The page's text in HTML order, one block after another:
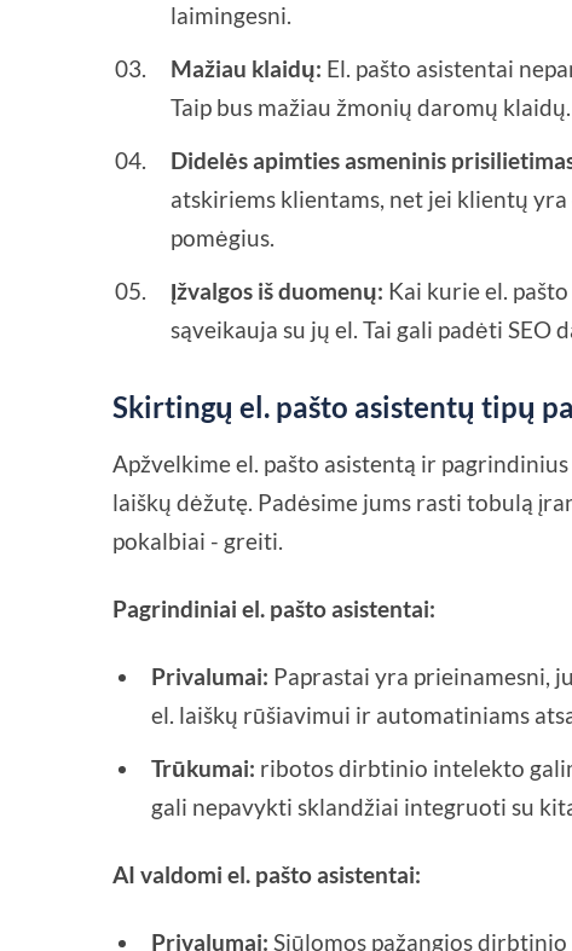
laimingesni.
Mažiau klaidų: El. pašto asistentai
Taip bus mažiau žmonių daromų klaidų.
Didelės apimties asmeninis
atskiriems klientams, net jei klientų
pomėgius.
Įžvalgos iš duomenų: Kai kurie el.
sąveikauja su jų el. Tai gali padėti
Skirtingų el. pašto asistentų tipų
Apžvelkime el. pašto asistentą ir
laiškų dėžutę. Padėsime jums rasti tobulą
pokalbiai - greiti.
Pagrindiniai el. pašto asistentai:
Privalumai: Paprastai yra prieinamesni,
el. laiškų rūšiavimui ir automatiniams
Trūkumai: ribotos dirbtinio intelekto
gali nepavykti sklandžiai integruoti su
AI valdomi el. pašto asistentai:
Privalumai: Siūlomos pažangios